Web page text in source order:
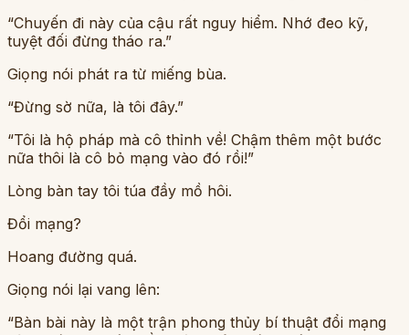
“Chuyến đi này của cậu rất nguy hiểm. Nhớ đeo kỹ,
tuyệt đối đừng tháo ra.”
Giọng nói phát ra từ miếng bùa.
“Đừng sờ nữa, là tôi đây.”
“Tôi là hộ pháp mà cô thỉnh về! Chậm thêm một bước
nữa thôi là cô bỏ mạng vào đó rồi!”
Lòng bàn tay tôi túa đầy mồ hôi.
Đổi mạng?
Hoang đường quá.
Giọng nói lại vang lên:
“Bàn bài này là một trận phong thủy bí thuật đổi mạng